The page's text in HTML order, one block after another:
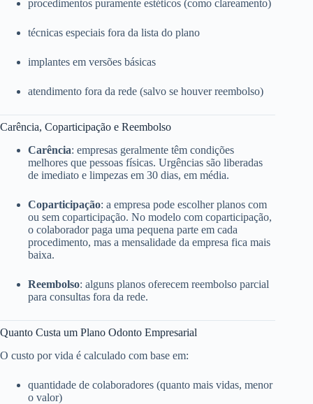
procedimentos puramente estéticos (como clareamento)
técnicas especiais fora da lista do plano
implantes em versões básicas
atendimento fora da rede (salvo se houver reembolso)
Carência, Coparticipação e Reembolso
Carência: empresas geralmente têm condições
melhores que pessoas físicas. Urgências são liberadas
de imediato e limpezas em 30 dias, em média.
Coparticipação: a empresa pode escolher planos com
ou sem coparticipação. No modelo com coparticipação,
o colaborador paga uma pequena parte em cada
procedimento, mas a mensalidade da empresa fica mais
baixa.
Reembolso: alguns planos oferecem reembolso parcial
para consultas fora da rede.
Quanto Custa um Plano Odonto Empresarial
O custo por vida é calculado com base em:
quantidade de colaboradores (quanto mais vidas, menor
o valor)